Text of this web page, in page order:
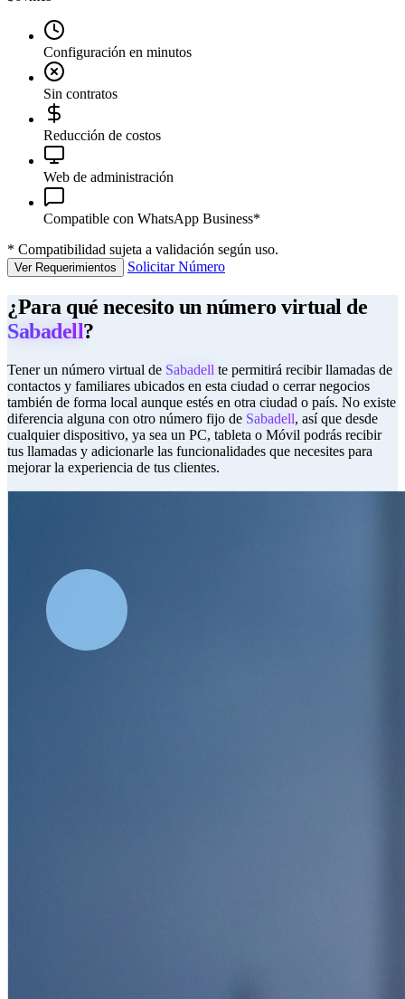
Configuración en minutos
Sin contratos
Reducción de costos
Web de administración
Compatible con WhatsApp Business*
* Compatibilidad sujeta a validación según uso.
Ver Requerimientos Solicitar Número
¿Para qué necesito un número virtual de
Sabadell?
Tener un número virtual de Sabadell te permitirá recibir llamadas de
contactos y familiares ubicados en esta ciudad o cerrar negocios
también de forma local aunque estés en otra ciudad o país. No existe
diferencia alguna con otro número fijo de Sabadell, así que desde
cualquier dispositivo, ya sea un PC, tableta o Móvil podrás recibir
tus llamadas y adicionarle las funcionalidades que necesites para
mejorar la experiencia de tus clientes.